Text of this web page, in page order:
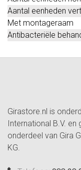
Aantal eenheden
Met montageraam
Antibacteriële
Girastore.nl is
International B.V.
onderdeel van Gira
KG.